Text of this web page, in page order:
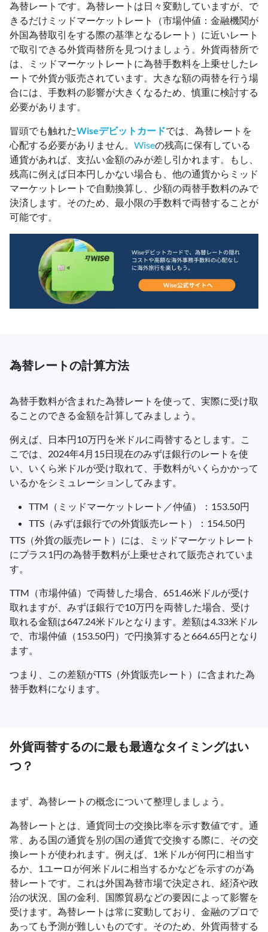
為替レートです。為替レートは日々変動していますが、で
きるだけミッドマーケットレート（市場仲値：金融機関が
外国為替取引をする際の基準となるレート）に近いレート
で取引できる外貨両替所を見つけましょう。外貨両替所で
は、ミッドマーケットレートに為替手数料を上乗せしたレ
ートで外貨が販売されています。大きな額の両替を行う場
合には、手数料の影響が大きくなるため、慎重に検討する
必要があります。
冒頭でも触れたWiseデビットカードでは、為替レートを
心配する必要がありません。 Wiseの残高に保有している
通貨があれば、支払い金額のみが差し引かれます。もし、
残高に例えば日本円しかない場合も、他の通貨からミッド
マーケットレートで自動換算し、少額の両替手数料のみで
決済します。そのため、最小限の手数料で両替することが
可能です。
為替レートの計算方法
為替手数料が含まれた為替レートを使って、実際に受け取
ることのできる金額を計算してみましょう。
例えば、日本円10万円を米ドルに両替するとします。こ
こでは、2024年4月15日現在のみずほ銀行のレートを使
い、いくら米ドルが受け取れて、手数料がいくらかかって
いるかをシミュレーションしてみます。
TTM（ミッドマーケットレート／仲値）：153.50円
TTS（みずほ銀行での外貨販売レート）：154.50円
TTS（外貨の販売レート）には、ミッドマーケットレート
にプラス1円の為替手数料が上乗せされて販売されていま
す。
TTM（市場仲値）で両替した場合、651.46米ドルが受け
取れますが、みずほ銀行で10万円を両替した場合、受け
取れる金額は647.24米ドルとなります。差額は4.33米ドル
で、市場仲値（153.50円）で円換算すると664.65円となり
ます。
つまり、この差額がTTS（外貨販売レート）に含まれた為
替手数料になります。
外貨両替するのに最も最適なタイミングはい
つ？
まず、為替レートの概念について整理しましょう。
為替レートとは、通貨同士の交換比率を示す数値です。通
常、ある国の通貨を別の国の通貨で交換する際に、その交
換レートが使われます。例えば、1米ドルが何円に相当す
るか、1ユーロが何米ドルに相当するかなどを示すのが為
替レートです。これは外国為替市場で決定され、経済や政
治の状況、国の金利、国際貿易などの要因によって影響を
受けます。為替レートは常に変動しており、金融のプロで
あっても予測が難しいものです。そのため、外貨両替する